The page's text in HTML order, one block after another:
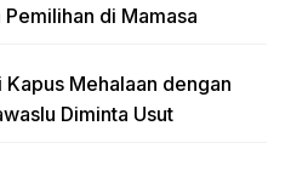
di Mamasa
Mehalaan dengan
Diminta Usut